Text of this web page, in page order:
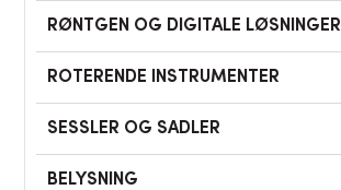
RØNTGEN OG DIGITALE LØSNINGER
ROTERENDE INSTRUMENTER
SESSLER OG SADLER
BELYSNING